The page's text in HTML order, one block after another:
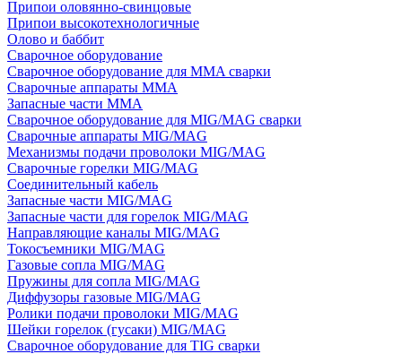
Припои оловянно-свинцовые
Припои высокотехнологичные
Олово и баббит
Сварочное оборудование
Сварочное оборудование для MMA сварки
Сварочные аппараты MMA
Запасные части MMA
Сварочное оборудование для MIG/MAG сварки
Сварочные аппараты MIG/MAG
Механизмы подачи проволоки MIG/MAG
Сварочные горелки MIG/MAG
Соединительный кабель
Запасные части MIG/MAG
Запасные части для горелок MIG/MAG
Направляющие каналы MIG/MAG
Токосъемники MIG/MAG
Газовые сопла MIG/MAG
Пружины для сопла MIG/MAG
Диффузоры газовые MIG/MAG
Ролики подачи проволоки MIG/MAG
Шейки горелок (гусаки) MIG/MAG
Сварочное оборудование для TIG сварки